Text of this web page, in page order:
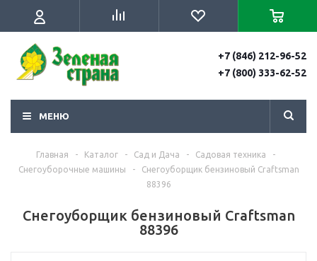
+7 (846) 212-96-52
+7 (800) 333-62-52
МЕНЮ
Главная - Каталог - Сад и Дача - Садовая техника
-
Снегоуборочные машины
-
Снегоуборщик бензиновый Craftsman
88396
Снегоуборщик бензиновый Craftsman
88396